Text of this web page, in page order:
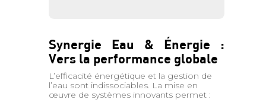
Synergie Eau & Énergie :
Vers la performance globale
L’efficacité énergétique et la gestion de
l’eau sont indissociables. La mise en
œuvre de systèmes innovants permet :